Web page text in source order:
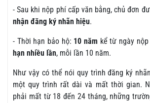
- Sau khi nộp phí cấp văn bằng, chủ đơn
nhận đăng ký nhãn hiệu.
- Thời hạn bảo hộ: 10 năm kể từ ngày
hạn nhiều lần, mỗi lần 10 năm.
Như vậy có thể nói quy trình đăng ký
một quy trình rất dài và mất thời gian.
phải mất từ 18 đến 24 tháng, những